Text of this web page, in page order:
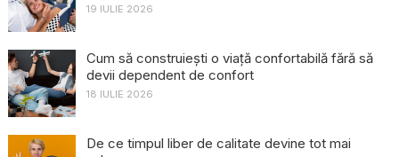
19 IULIE 2026
Cum să construiești o viață confortabilă fără să
devii dependent de confort
18 IULIE 2026
De ce timpul liber de calitate devine tot mai